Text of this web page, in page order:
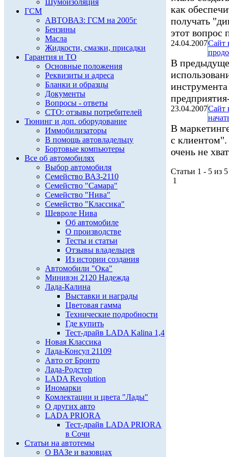
Шумоизоляция
ГСМ
АВТОВАЗ: ГСМ на 2005г
Бензины
Масла
Жидкости, смазки, присадки
Гарантия и ТО
Основные положения
Реквизиты и адреса
Бланки и образцы
Документы
Вопросы - ответы
СТО: отзывы потребителей
Тюнинг и доп. оборудование
Иммобилизаторы
В помощь автовладельцу
Бортовые компьютеры
Все об автомобилях
Выбор автомобиля
Семейство ВАЗ-2110
Семейство "Самара"
Семейство "Нива"
Семейство "Классика"
Шевроле Нива
Об автомобиле
О производстве
Тесты и статьи
Отзывы владельцев
Из истории создания
Автомобили "Ока"
Минивэн 2120 Надежда
Лада-Калина
Выставки и награды
Цветовая гамма
Технические подробности
Где купить
Тест-драйв LADA Kalina 1,4
Новая Классика
Лада-Консул 21109
Авто от Бронто
Лада-Родстер
LADA Revolution
Иномарки
Комлектации и цвета "Лады"
О других авто
LADA PRIORA
Тест-драйв LADA PRIORA
в Сочи
Статьи на автотемы
О ВАЗе и вазовцах
как
получать
этот вопрос
24.04.2007Сайт
В
23.04.2007Сайт
В
с клиентом".
очень не
Статьи 1 - 5 из 5
1